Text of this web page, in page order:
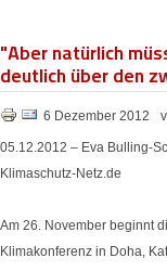
"Aber natürlich
deutlich über den
6 Dezember 2012
05.12.2012 – Eva Bulling-
Klimaschutz-Netz.de
Am 26. November beginnt
Klimakonferenz in Doha,